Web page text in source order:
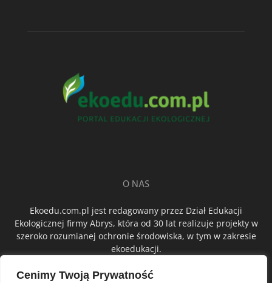
Cenimy Twoją Prywatność
O NAS
Ekoedu.com.pl jest redagowany przez Dział Edukacji
Ekologicznej firmy Abrys, która od 30 lat realizuje projekty w
szeroko rozumianej ochronie środowiska, w tym w zakresie
ekoedukacji.